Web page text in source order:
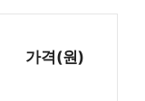
가격(원)